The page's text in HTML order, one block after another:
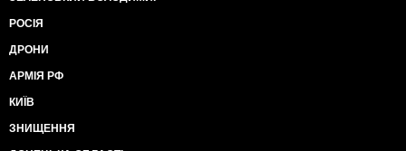
РОСІЯ
ДРОНИ
АРМІЯ РФ
КИЇВ
ЗНИЩЕННЯ